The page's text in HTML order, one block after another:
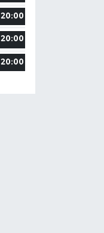
20:00
20:00
20:00